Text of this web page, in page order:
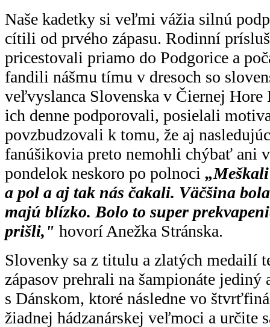
Naše kadetky si veľmi vážia silnú
cítili od prvého zápasu. Rodinní
pricestovali priamo do Podgorice a
fandili nášmu tímu v dresoch so
veľvyslanca Slovenska v Čiernej Hore
ich denne podporovali, posielali
povzbudzovali k tomu, že aj
fanúšikovia preto nemohli chýbať ani
pondelok neskoro po polnoci
a pol a aj tak nás čakali. Väčšina
majú blízko. Bolo to super
prišli," hovorí Anežka Stránska.
Slovenky sa z titulu a zlatých medailí
zápasov prehrali na šampionáte
s Dánskom, ktoré následne vo
žiadnej hádzanárskej veľmoci a určite